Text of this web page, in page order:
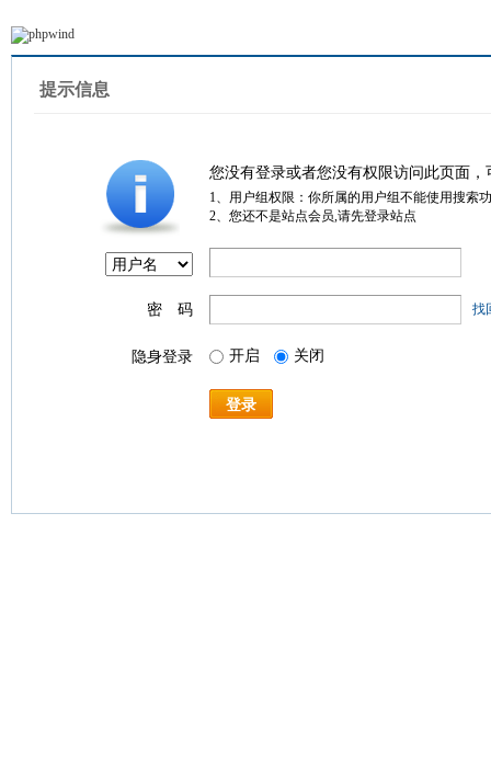
提示信息
您没有登录或者您没有权限访问此页面
1、用户组权限：你所属的用户组不能使用搜索
2、您还不是站点会员,请先登录站点
密 码 找
隐身登录 开启 关闭
登录